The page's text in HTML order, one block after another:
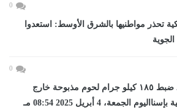
0
تحذر مواطنيها بالشرق الأوسط: استعدوا
0
بيطرى الأقصر.. ضبط ١٨٥ كيلو جرام لحوم مذبوحة خارج
الجمعة، 4 أبريل 2025 08:54 مـ